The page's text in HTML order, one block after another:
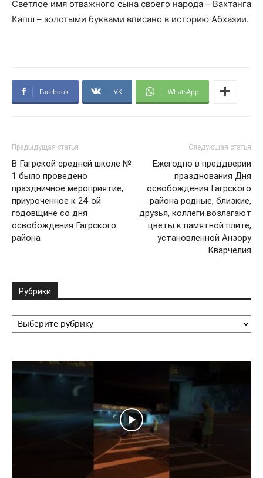
Светлое имя отважного сына своего народа – Вахтанга
Капш – золотыми буквами вписано в историю Абхазии.
Facebook VK WhatsApp
Предыдущая статья
В Гагрской средней школе №
1 было проведено
праздничное мероприятие,
приуроченное к 24-ой
годовщине со дня
освобождения Гагрского
района
Следующая статья
Ежегодно в преддверии
празднования Дня
освобождения Гагрского
района родные, близкие,
друзья, коллеги возлагают
цветы к памятной плите,
установленной Анзору
Кварчелия
Рубрики
Рубрики